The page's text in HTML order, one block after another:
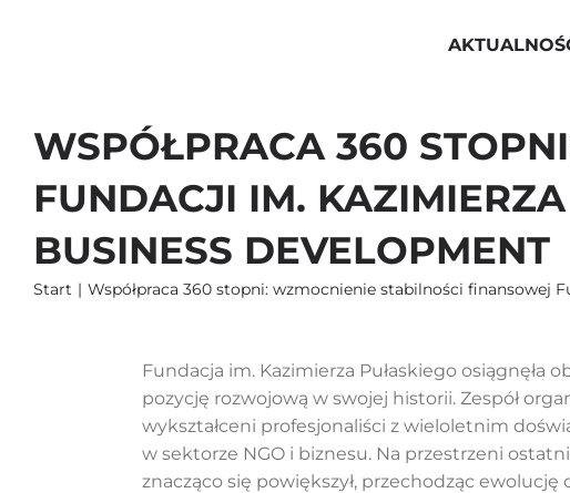
WSPÓŁPRACA 360
FUNDACJI IM.
BUSINESS DEVELOPMENT
Start Współpraca 360 stopni: wzmocnienie stabilności finansowej
Fundacja im. Kazimierza Pułaskiego osiągnęła
pozycję rozwojową w swojej historii. Zespół
wykształceni profesjonaliści z wieloletnim
w sektorze NGO i biznesu. Na przestrzeni
znacząco się powiększył, przechodząc ewolucję